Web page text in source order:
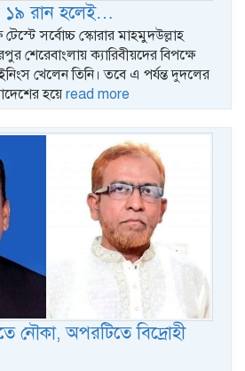
১৯ রান হলেই…
সর্বোচ্চ স্কোরার মাহমুদউল্লাহ
শেরেবাংলায় ক্যারিবীয়দের বিপক্ষে
খেলেন তিনি। তবে এ পর্যন্ত দুদলের
হয়েread more
নৌকা, অপরটিতে বিদ্রোহী